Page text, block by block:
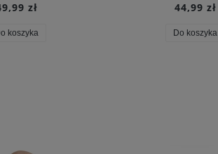
zł
koszyka
44,99 zł
Do koszyka